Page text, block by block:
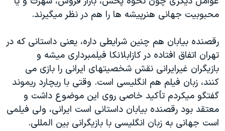
محبوبیت جهانی هنرپیشه ها را هم در نظر میگیرند.
رقصنده بیابان هم چنین شرایطی داره، یعنی داستانی که در
تهران اتفاق افتاده در کازابلانکا فیلمبرداری میشه و
بازیگران غیرایرانی نقش شخصیتهای ایرانی را بازی می
کنند، زبان فیلم هم انگلیسی است. وقتی با ریچارد ریموند
گفتگو میکردم تأکید خاصی روی این موضوع داشت و
معتقد بود رقصنده بیابان داستانی است ایرانی، ولی فیلمی
است جهانی به زبان انگلیسی با بازیگرانی بین المللی.